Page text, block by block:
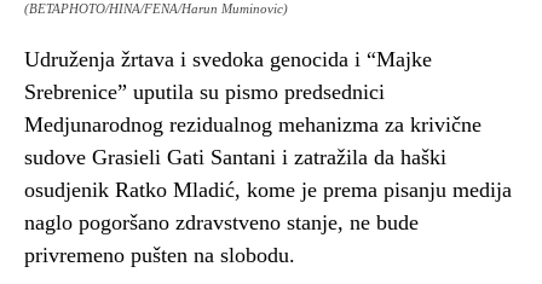
(BETAPHOTO/HINA/FENA/Harun Muminovic)
Udruženja žrtava i svedoka genocida i “Majke
Srebrenice” uputila su pismo predsednici
Medjunarodnog rezidualnog mehanizma za krivične
sudove Grasieli Gati Santani i zatražila da haški
osudjenik Ratko Mladić, kome je prema pisanju medija
naglo pogoršano zdravstveno stanje, ne bude
privremeno pušten na slobodu.